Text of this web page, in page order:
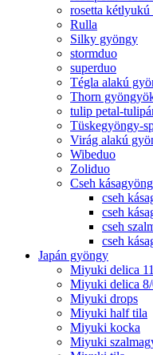
rosetta kétlyukú
Rulla
Silky gyöngy
stormduo
superduo
Tégla alakú
Thorn
tulip petal-
Tüskegyöngy-
Virág alakú
Wibeduo
Zoliduo
Cseh
cseh
cseh
cseh
cseh
Japán gyöngy
Miyuki delica
Miyuki delica
Miyuki drops
Miyuki half tila
Miyuki kocka
Miyuki